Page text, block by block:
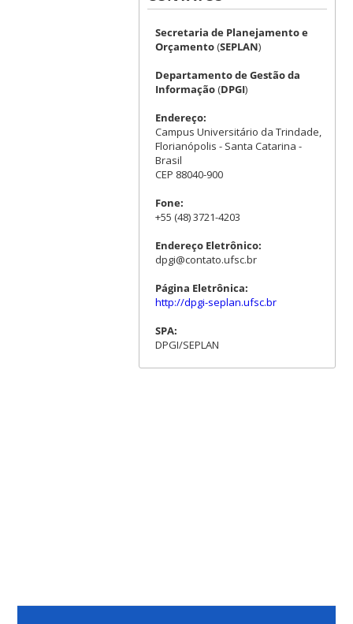
Secretaria de Planejamento e
Orçamento(SEPLAN)
Departamento de Gestão da
Informação(DPGI)
Endereço:
Campus Universitário da Trindade,
Florianópolis - Santa Catarina -
Brasil
CEP 88040-900
Fone:
+55 (48) 3721-4203
Endereço Eletrônico:
dpgi@contato.ufsc.br
Página Eletrônica:
http://dpgi-seplan.ufsc.br
SPA:
DPGI/SEPLAN